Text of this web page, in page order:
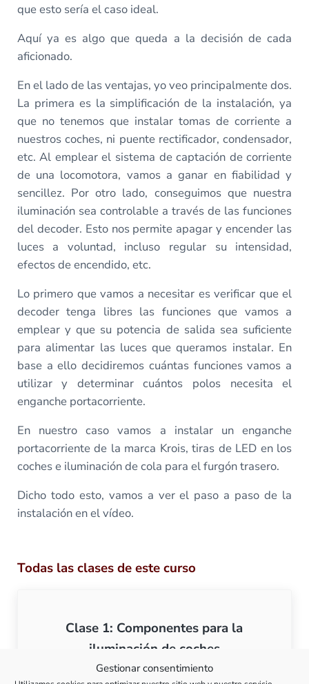
Gestionar consentimiento
que esto sería el caso ideal.
Aquí ya es algo que queda a la decisión de cada
aficionado.
En el lado de las ventajas, yo veo principalmente dos.
La primera es la simplificación de la instalación, ya
que no tenemos que instalar tomas de corriente a
nuestros coches, ni puente rectificador, condensador,
etc. Al emplear el sistema de captación de corriente
de una locomotora, vamos a ganar en fiabilidad y
sencillez. Por otro lado, conseguimos que nuestra
iluminación sea controlable a través de las funciones
del decoder. Esto nos permite apagar y encender las
luces a voluntad, incluso regular su intensidad,
efectos de encendido, etc.
Lo primero que vamos a necesitar es verificar que el
decoder tenga libres las funciones que vamos a
emplear y que su potencia de salida sea suficiente
para alimentar las luces que queramos instalar. En
base a ello decidiremos cuántas funciones vamos a
utilizar y determinar cuántos polos necesita el
enganche portacorriente.
En nuestro caso vamos a instalar un enganche
portacorriente de la marca Krois, tiras de LED en los
coches e iluminación de cola para el furgón trasero.
Dicho todo esto, vamos a ver el paso a paso de la
instalación en el vídeo.
Todas las clases de este curso
Clase 1: Componentes para la
iluminación de coches